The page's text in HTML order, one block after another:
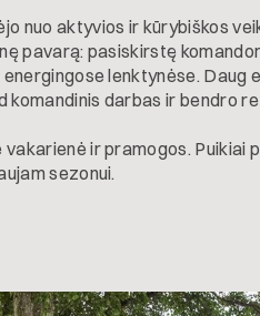
nuo aktyvios ir kūrybiškos
pavarą: pasiskirstę
lenktynėse. Daug
darbas ir bendro
vakarienė ir pramogos. Puikiai
sezonui.